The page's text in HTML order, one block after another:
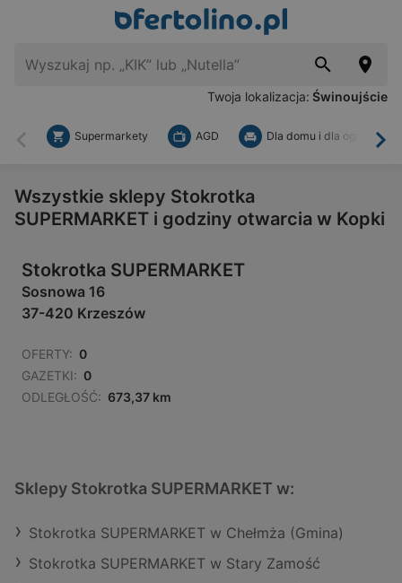
Twoja lokalizacja: Świnoujście
Wstecz
Supermarkety AGD Dla domu i dla ogrodu
Wszystkie sklepy Stokrotka
SUPERMARKET i godziny otwarcia w Kopki
Stokrotka SUPERMARKET
Sosnowa 16
37-420 Krzeszów
OFERTY: 0
GAZETKI: 0
ODLEGŁOŚĆ: 673,37 km
Sklepy Stokrotka SUPERMARKET w:
Stokrotka SUPERMARKET w Chełmża (Gmina)
Stokrotka SUPERMARKET w Stary Zamość